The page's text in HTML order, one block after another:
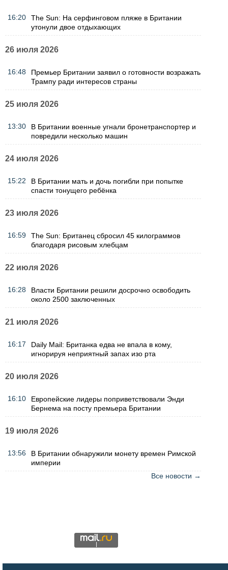
16:20
The Sun: На серфинговом пляже в Британии
утонули двое отдыхающих
26 июля 2026
16:48
Премьер Британии заявил о готовности возражать
Трампу ради интересов страны
25 июля 2026
13:30
В Британии военные угнали бронетранспортер и
повредили несколько машин
24 июля 2026
15:22
В Британии мать и дочь погибли при попытке
спасти тонущего ребёнка
23 июля 2026
16:59
The Sun: Британец сбросил 45 килограммов
благодаря рисовым хлебцам
22 июля 2026
16:28
Власти Британии решили досрочно освободить
около 2500 заключенных
21 июля 2026
16:17
Daily Mail: Британка едва не впала в кому,
игнорируя неприятный запах изо рта
20 июля 2026
16:10
Европейские лидеры поприветствовали Энди
Бернема на посту премьера Британии
19 июля 2026
13:56
В Британии обнаружили монету времен Римской
империи
Все новости →